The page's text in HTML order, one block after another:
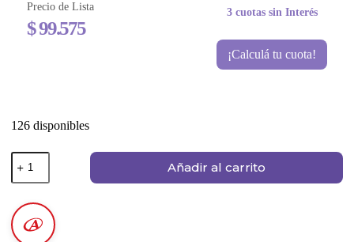
Precio de Lista
$99.575
3 cuotas sin Interés
¡Calculá tu cuota!
126 disponibles
Añadir al carrito